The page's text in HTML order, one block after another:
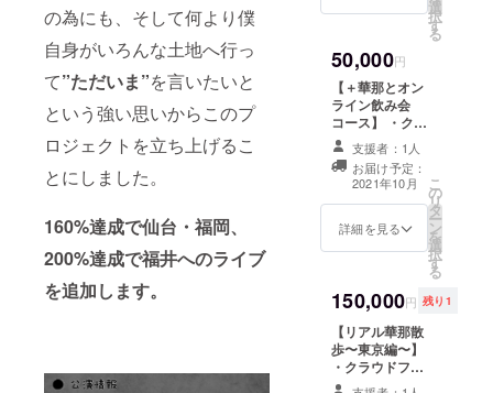
の為にも、そして何より僕
自身がいろんな土地へ行っ
て”ただいま”を言いたいと
という強い思いからこのプ
ロジェクトを立ち上げるこ
とにしました。
160%達成で仙台・福岡、
200%達成で福井へのライブ
を追加します。
場合はご参加い
※1on1&2ショッ
トチェキ撮影に
参加出来なかっ
た場合でも、ご
支援金の払い戻
しは致しかねま
すので予めご了
承ください。 ※
クラウドファン
ディング終了後
にどこの会場で
ンケートのメッ
セージをお送り
します。ご協力
下さいますと幸
いです。 ※この
リターンにつき
ショットDVD ・
間中のランダム
チェキ(5枚のう
ち1枚はクラウド
ファンディング
限定) ・1on1&2
ショットチェキ
撮影 ※DVDは
DVD-Rでのお届
けとなります。
※1on1&2ショッ
トチェキ撮影本
プロジェクトの
有効です。
※1on1&2ショッ
トチェキ撮影は
各ライブ前に行
います。時間は
後日連絡いたし
選
択
す
る
50,000円
【＋華那とオン
ライン飲み会
コース】 ・クラ
ウドファンディ
ング限定デザイ
ンシリコンバン
ド ・Live映像ダ
イジェスト&各
ツアー先でのメ
ショットDVD ・
間中のランダム
チェキ(5枚のう
ち1枚はクラウド
ファンディング
限定) ・1on1&2
ショットチェキ
支援者：1人
お届け予定：
2021年10月
詳細を見る
こ
の
リ
タ
ー
ン
を
選
択
す
る
150,000円 残り1
【リアル華那散
歩〜東京編〜】
・クラウドファ
ンディング限定